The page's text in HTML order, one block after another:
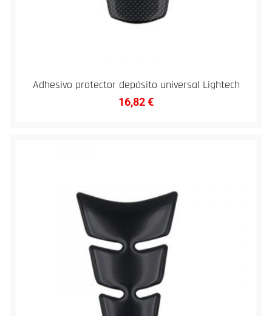
Adhesivo protector depósito universal Lightech
16,82€